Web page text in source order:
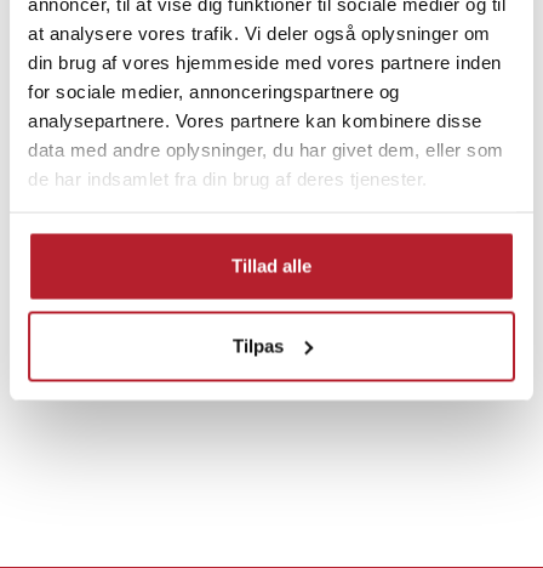
at analysere vores trafik. Vi deler også oplysninger om
din brug af vores hjemmeside med vores partnere inden
for sociale medier, annonceringspartnere og
analysepartnere. Vores partnere kan kombinere disse
data med andre oplysninger, du har givet dem, eller som
de har indsamlet fra din brug af deres tjenester.
Tillad alle
Tilpas
Finde gode tilbud
Hjem & Have Udsalg 30-49 Kronor
Sport & Træning Hjælpemidler for træning
Udsalg Træningsprodukter